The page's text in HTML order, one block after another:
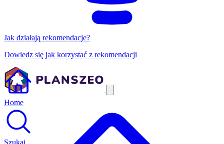
Jak działają rekomendacje?
Dowiedz się jak korzystać z rekomendacji
Home
Szukaj